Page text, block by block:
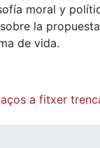
moral y
la
de vida.
a fitxer